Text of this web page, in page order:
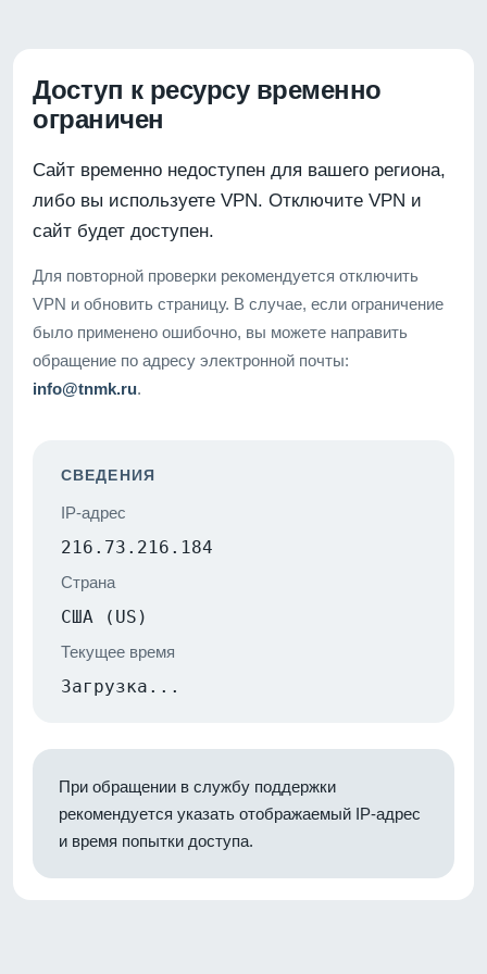
Доступ к ресурсу временно
ограничен
Сайт временно недоступен для вашего региона,
либо вы используете VPN. Отключите VPN и
сайт будет доступен.
Для повторной проверки рекомендуется отключить
VPN и обновить страницу. В случае, если ограничение
было применено ошибочно, вы можете направить
обращение по адресу электронной почты:
info@tnmk.ru.
СВЕДЕНИЯ
IP-адрес
216.73.216.184
Страна
США (US)
Текущее время
Загрузка...
При обращении в службу поддержки
рекомендуется указать отображаемый IP-адрес
и время попытки доступа.